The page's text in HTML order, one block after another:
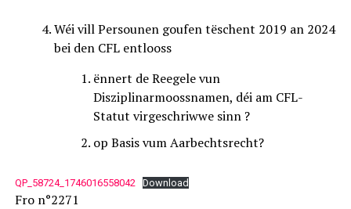
Wéi vill Persounen goufen tëschent 2019 an 2024
bei den CFL entlooss
ënnert de Reegele vun
Disziplinarmoossnamen, déi am CFL-
Statut virgeschriwwe sinn ?
op Basis vum Aarbechtsrecht?
QP_58724_1746016558042 Download
Fro n°2271